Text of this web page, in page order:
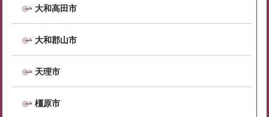
大和高田市
大和郡山市
天理市
橿原市